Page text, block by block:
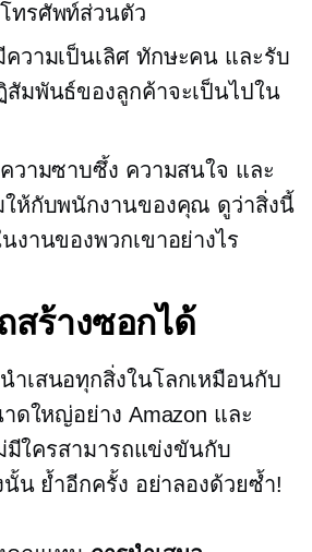
ทรศัพท์ส่วนตัว
วามเป็นเลิศ ทักษะคน และรับ
มพันธ์ของลูกค้าจะเป็นไปใน
วามซาบซึ้ง ความสนใจ และ
ให้กับพนักงานของคุณ ดูว่าสิ่งนี้
งานของพวกเขาอย่างไร
ร้างซอกได้
ำเสนอทุกสิ่งในโลกเหมือนกับ
ดใหญ่อย่าง Amazon และ
มีใครสามารถแข่งขันกับ
น ย้ำอีกครั้ง อย่าลองด้วยซ้ำ!